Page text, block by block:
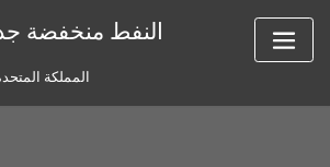
النفط منخفضة
المملكة